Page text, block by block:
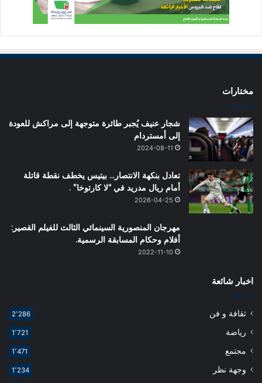
مختارات
شجار عنيف يُجبر طائرة متوجهة إلى مراكش للعودة
إلى أمستردام
2024-08-11
تعادل بنكهة الانتصار… بيتيس يخطف نقطة قاتلة
أمام ريال مدريد في “لا كارتوخا” .
2026-04-25
مهرجان المنصورية السينمائي الثالث للفيلم القصير:
أفلام وحكام المسابقة الرسمية.
2022-11-10
اخبار شائعة
ثقافة و فن 2٬286
رياضة 1٬721
مجتمع 1٬471
وجهة نظر 1٬234